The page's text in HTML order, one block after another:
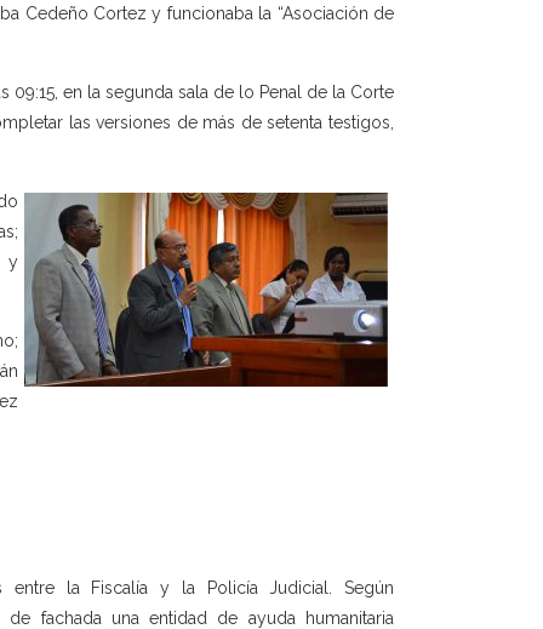
Cedeño Cortez y funcionaba la “Asociación de
en la segunda sala de lo Penal de la Corte
las versiones de más de setenta testigos,
y
entre la Fiscalía y la Policía Judicial. Según
fachada una entidad de ayuda humanitaria